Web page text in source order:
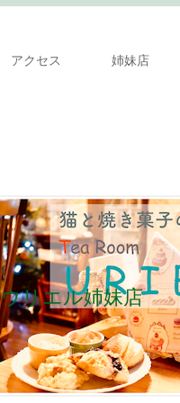
アクセス 姉妹店
ウリエル姉妹店